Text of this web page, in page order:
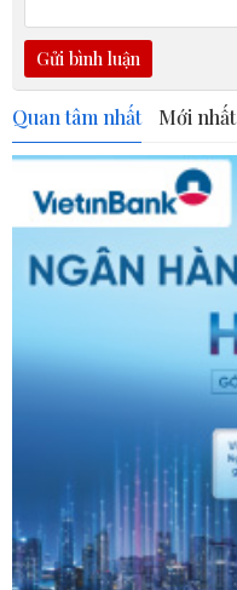
Gửi bình luận
Quan tâm nhất Mới nhất